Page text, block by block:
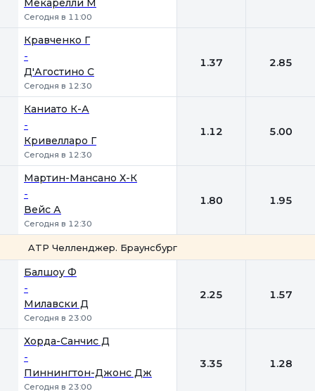
Мекарелли М
Сегодня в 11:00
Кравченко Г
-
Д'Агостино С
Сегодня в 12:30
1.37 2.85
Каниато К-А
-
Кривелларо Г
Сегодня в 12:30
1.12 5.00
Мартин-Мансано Х-К
-
Вейс А
Сегодня в 12:30
1.80 1.95
ATP Челленджер. Браунсбург
Балшоу Ф
-
Милавски Д
Сегодня в 23:00
2.25 1.57
Хорда-Санчис Д
-
Пиннингтон-Джонс Дж
Сегодня в 23:00
3.35 1.28